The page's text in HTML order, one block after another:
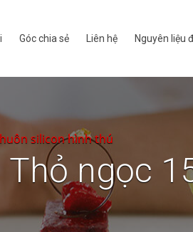
Góc chia sẻ Liên hệ Nguyên liệu
silicon hình thú
ngọc